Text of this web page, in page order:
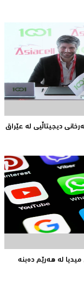
وەرچەرخانی دیجیتاڵیی لە عێراق
لە هەرێم دەبنە